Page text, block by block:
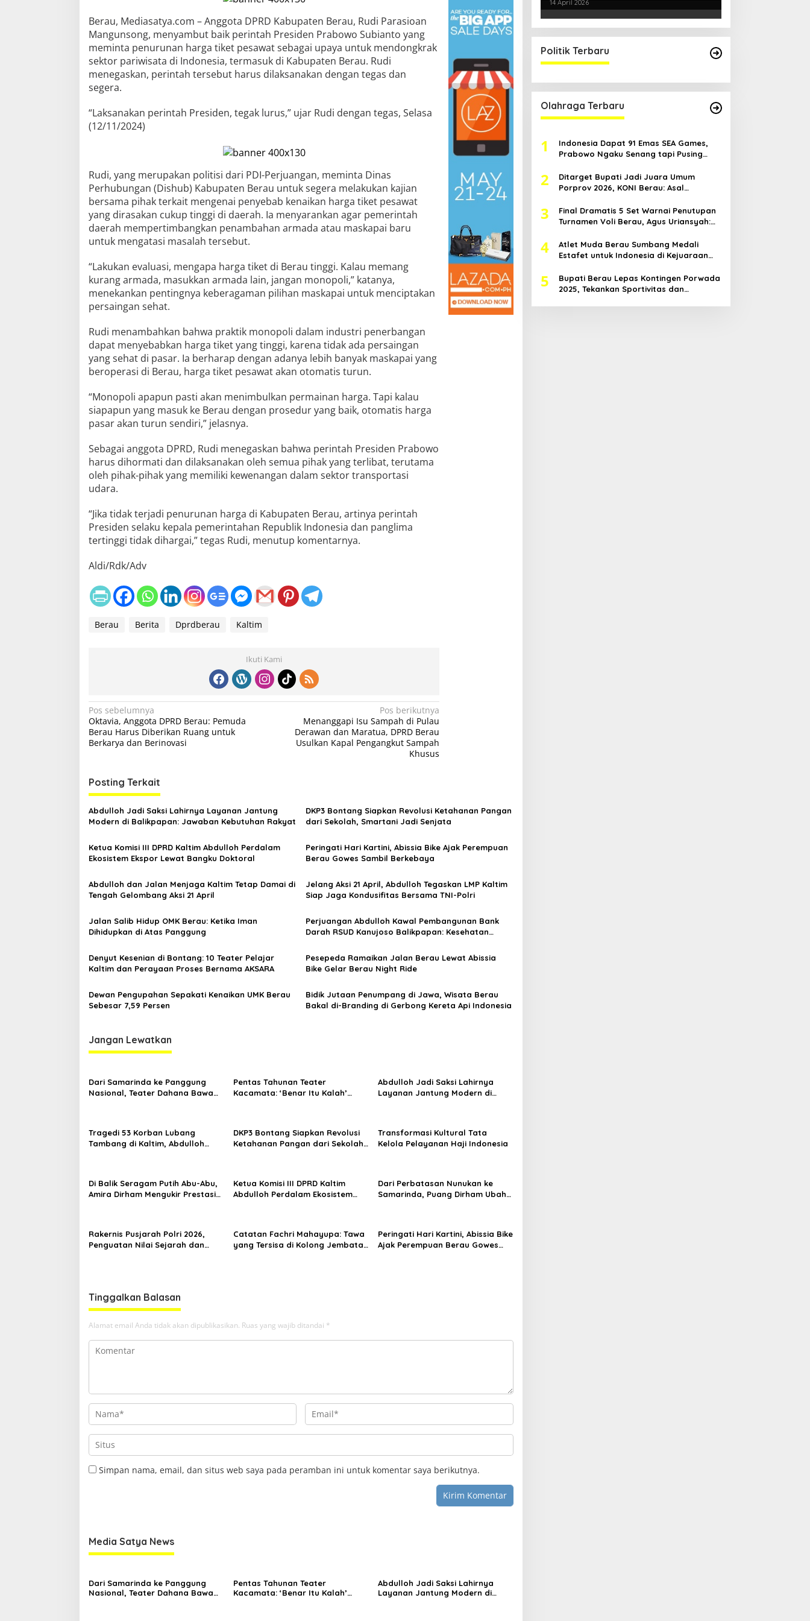
Berau, Mediasatya.com – Anggota DPRD Kabupaten Berau, Rudi Parasioan
Mangunsong, menyambut baik perintah Presiden Prabowo Subianto yang
meminta penurunan harga tiket pesawat sebagai upaya untuk mendongkrak
sektor pariwisata di Indonesia, termasuk di Kabupaten Berau. Rudi
menegaskan, perintah tersebut harus dilaksanakan dengan tegas dan
segera.
“Laksanakan perintah Presiden, tegak lurus,” ujar Rudi dengan tegas, Selasa
(12/11/2024)
Rudi, yang merupakan politisi dari PDI-Perjuangan, meminta Dinas
Perhubungan (Dishub) Kabupaten Berau untuk segera melakukan kajian
bersama pihak terkait mengenai penyebab kenaikan harga tiket pesawat
yang dirasakan cukup tinggi di daerah. Ia menyarankan agar pemerintah
daerah mempertimbangkan penambahan armada atau maskapai baru
untuk mengatasi masalah tersebut.
“Lakukan evaluasi, mengapa harga tiket di Berau tinggi. Kalau memang
kurang armada, masukkan armada lain, jangan monopoli,” katanya,
menekankan pentingnya keberagaman pilihan maskapai untuk menciptakan
persaingan sehat.
Rudi menambahkan bahwa praktik monopoli dalam industri penerbangan
dapat menyebabkan harga tiket yang tinggi, karena tidak ada persaingan
yang sehat di pasar. Ia berharap dengan adanya lebih banyak maskapai yang
beroperasi di Berau, harga tiket pesawat akan otomatis turun.
“Monopoli apapun pasti akan menimbulkan permainan harga. Tapi kalau
siapapun yang masuk ke Berau dengan prosedur yang baik, otomatis harga
pasar akan turun sendiri,” jelasnya.
Sebagai anggota DPRD, Rudi menegaskan bahwa perintah Presiden Prabowo
harus dihormati dan dilaksanakan oleh semua pihak yang terlibat, terutama
oleh pihak-pihak yang memiliki kewenangan dalam sektor transportasi
udara.
“Jika tidak terjadi penurunan harga di Kabupaten Berau, artinya perintah
Presiden selaku kepala pemerintahan Republik Indonesia dan panglima
tertinggi tidak dihargai,” tegas Rudi, menutup komentarnya.
Aldi/Rdk/Adv
Berau Berita Dprdberau Kaltim
Ikuti Kami
N
a
v
g
a
s
i
p
o
s
Pos sebelumnya
Oktavia, Anggota DPRD Berau: Pemuda
Berau Harus Diberikan Ruang untuk
Berkarya dan Berinovasi
Pos berikutnya
Menanggapi Isu Sampah di Pulau
Derawan dan Maratua, DPRD Berau
Usulkan Kapal Pengangkut Sampah
Khusus
Posting Terkait
Abdulloh Jadi Saksi Lahirnya Layanan Jantung
Modern di Balikpapan: Jawaban Kebutuhan Rakyat
DKP3 Bontang Siapkan Revolusi Ketahanan Pangan
dari Sekolah, Smartani Jadi Senjata
Ketua Komisi III DPRD Kaltim Abdulloh Perdalam
Ekosistem Ekspor Lewat Bangku Doktoral
Peringati Hari Kartini, Abissia Bike Ajak Perempuan
Berau Gowes Sambil Berkebaya
Abdulloh dan Jalan Menjaga Kaltim Tetap Damai di
Tengah Gelombang Aksi 21 April
Jelang Aksi 21 April, Abdulloh Tegaskan LMP Kaltim
Siap Jaga Kondusifitas Bersama TNI-Polri
Jalan Salib Hidup OMK Berau: Ketika Iman
Dihidupkan di Atas Panggung
Perjuangan Abdulloh Kawal Pembangunan Bank
Darah RSUD Kanujoso Balikpapan: Kesehatan
Denyut Kesenian di Bontang: 10 Teater Pelajar
Kaltim dan Perayaan Proses Bernama AKSARA
Pesepeda Ramaikan Jalan Berau Lewat Abissia
Bike Gelar Berau Night Ride
Dewan Pengupahan Sepakati Kenaikan UMK Berau
Sebesar 7,59 Persen
Bidik Jutaan Penumpang di Jawa, Wisata Berau
Bakal di-Branding di Gerbong Kereta Api Indonesia
Jangan Lewatkan
Dari Samarinda ke Panggung
Nasional, Teater Dahana Bawa
Pentas Tahunan Teater
Kacamata: ‘Benar Itu Kalah’
Abdulloh Jadi Saksi Lahirnya
Layanan Jantung Modern di
Tragedi 53 Korban Lubang
Tambang di Kaltim, Abdulloh
DKP3 Bontang Siapkan Revolusi
Ketahanan Pangan dari Sekolah,
Transformasi Kultural Tata
Kelola Pelayanan Haji Indonesia
Di Balik Seragam Putih Abu-Abu,
Amira Dirham Mengukir Prestasi
Ketua Komisi III DPRD Kaltim
Abdulloh Perdalam Ekosistem
Dari Perbatasan Nunukan ke
Samarinda, Puang Dirham Ubah
Rakernis Pusjarah Polri 2026,
Penguatan Nilai Sejarah dan
Catatan Fachri Mahayupa: Tawa
yang Tersisa di Kolong Jembatan
Peringati Hari Kartini, Abissia Bike
Ajak Perempuan Berau Gowes
Tinggalkan Balasan
Alamat email Anda tidak akan dipublikasikan. Ruas yang wajib ditandai *
Simpan nama, email, dan situs web saya pada peramban ini untuk komentar saya berikutnya.
Media Satya News
Dari Samarinda ke Panggung
Nasional, Teater Dahana Bawa
Pentas Tahunan Teater
Kacamata: ‘Benar Itu Kalah’
Abdulloh Jadi Saksi Lahirnya
Layanan Jantung Modern di
14 April 2026
Politik Terbaru
Olahraga Terbaru
1
Indonesia Dapat 91 Emas SEA Games,
Prabowo Ngaku Senang tapi Pusing
2
Ditarget Bupati Jadi Juara Umum
Porprov 2026, KONI Berau: Asal
3
Final Dramatis 5 Set Warnai Penutupan
Turnamen Voli Berau, Agus Uriansyah:
4
Atlet Muda Berau Sumbang Medali
Estafet untuk Indonesia di Kejuaraan
5
Bupati Berau Lepas Kontingen Porwada
2025, Tekankan Sportivitas dan